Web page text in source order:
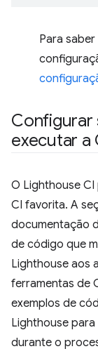
Para
Configurar
executar a
O Lighthouse
CI favorita. A
documentação
de código que
Lighthouse aos
ferramentas de
exemplos de
Lighthouse
durante o